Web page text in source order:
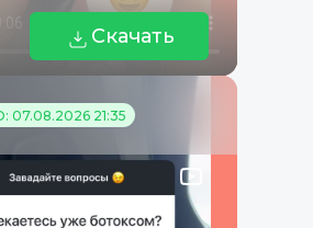
Скачать
21:35